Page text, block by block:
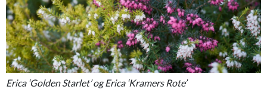
Erica ‘Golden Starlet’ og Erica ‘Kramers Rote’